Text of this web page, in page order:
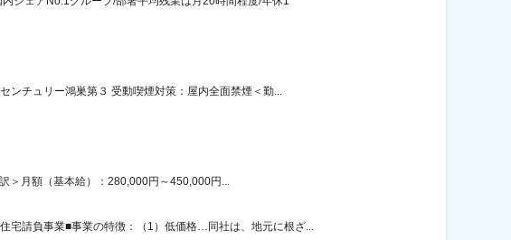
チュリー鴻巣第３ 受動喫煙対策：屋内全面禁煙＜勤...
＞月額（基本給）：280,000円～450,000円...
宅請負事業■事業の特徴：（1）低価格…同社は、地元に根ざ...